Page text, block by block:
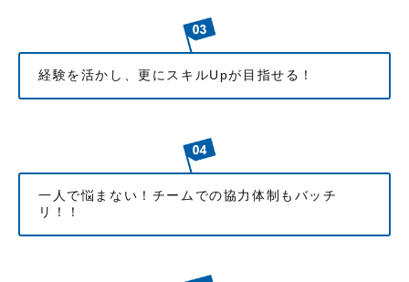
経験を活かし、更にスキルUpが目指せる！
一人で悩まない！チームでの協力体制もバッチ
リ！！